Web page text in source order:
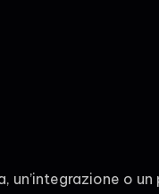
un’integrazione o